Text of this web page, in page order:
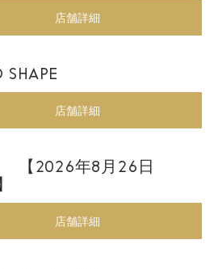
店舗詳細
SHAPE
店舗詳細
2026年8月26日
店舗詳細